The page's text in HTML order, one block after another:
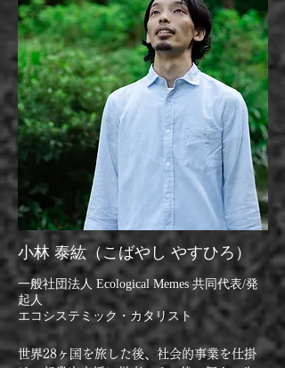
私たちは木材だけでなく、決して消費され
ることのない「体験」を生産します。
https://charcoal-and-axe.wo-un.com/
小林 泰紘（こばやし やすひろ）
一般社団法人 Ecological Memes 共同代表/発
起人
​エコシステミック・カタリスト
世界28ヶ国を旅した後、社会的事業を仕掛